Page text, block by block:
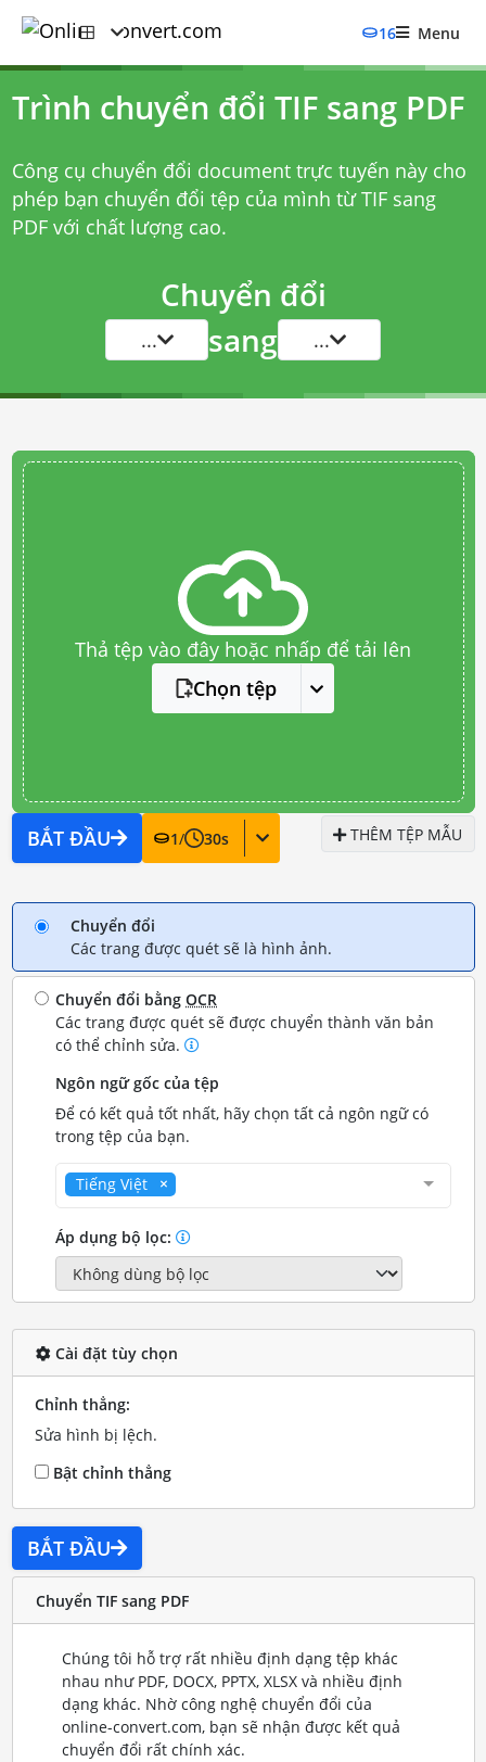
16 Menu
Trình chuyển đổi TIF sang PDF
Công cụ chuyển đổi document trực tuyến này cho
phép bạn chuyển đổi tệp của mình từ TIF sang
PDF với chất lượng cao.
Chuyển đổi
... sang ...
Thả tệp vào đây hoặc nhấp để tải lên
Chọn tệp
BẮT ĐẦU 1/ 30s THÊM TỆP MẪU
Chuyển đổi
Các trang được quét sẽ là hình ảnh.
Chuyển đổi bằngOCR
Các trang được quét sẽ được chuyển thành văn bản
có thể chỉnh sửa.
Ngôn ngữ gốc của tệp
Để có kết quả tốt nhất, hãy chọn tất cả ngôn ngữ có
trong tệp của bạn.
Tiếng Việt
Áp dụng bộ lọc:
Cài đặt tùy chọn
Chỉnh thẳng:
Sửa hình bị lệch.
Bật chỉnh thẳng
BẮT ĐẦU
Chuyển TIF sang PDF
Chúng tôi hỗ trợ rất nhiều định dạng tệp khác
nhau như PDF, DOCX, PPTX, XLSX và nhiều định
dạng khác. Nhờ công nghệ chuyển đổi của
online-convert.com, bạn sẽ nhận được kết quả
chuyển đổi rất chính xác.